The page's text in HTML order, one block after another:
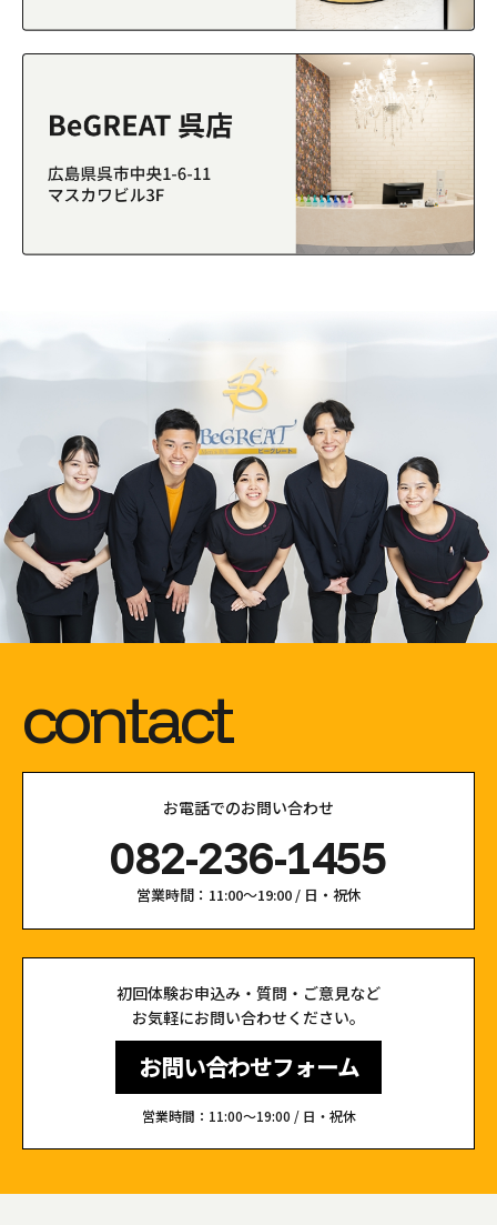
contact
お電話でのお問い合わせ
082-236-1455
営業時間：11:00〜19:00 / 日・祝休
初回体験お申込み・質問・ご意見など
お気軽にお問い合わせください。
お問い合わせフォーム
営業時間：11:00〜19:00 / 日・祝休